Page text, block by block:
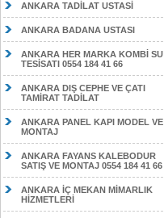
ANKARA TADİLAT USTASİ
ANKARA BADANA USTASI
ANKARA HER MARKA KOMBİ SU
TESİSATI 0554 184 41 66
ANKARA DIŞ CEPHE VE ÇATI
TAMİRAT TADİLAT
ANKARA PANEL KAPI MODEL VE
MONTAJ
ANKARA FAYANS KALEBODUR
SATIŞ VE MONTAJ 0554 184 41 66
ANKARA İÇ MEKAN MİMARLIK
HİZMETLERİ